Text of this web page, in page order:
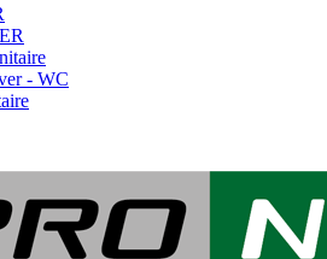
- WC